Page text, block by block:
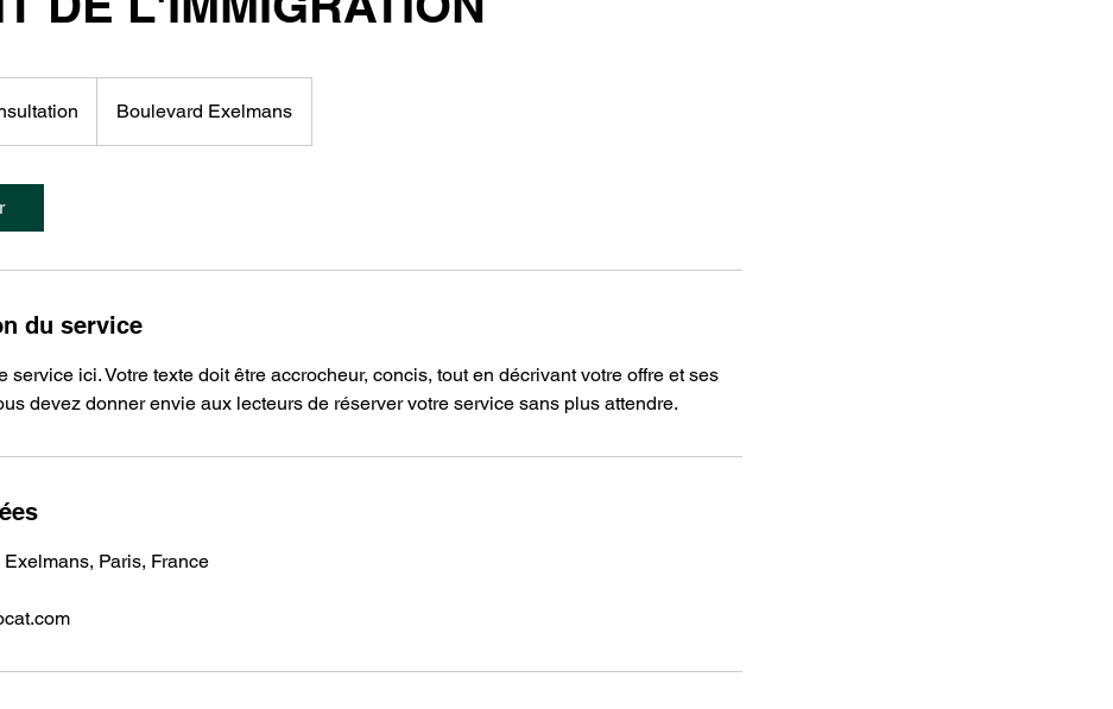
Boulevard Exelmans
du service
service ici. Votre texte doit être accrocheur, concis, tout en décrivant votre offre et ses
devez donner envie aux lecteurs de réserver votre service sans plus attendre.
Paris, France